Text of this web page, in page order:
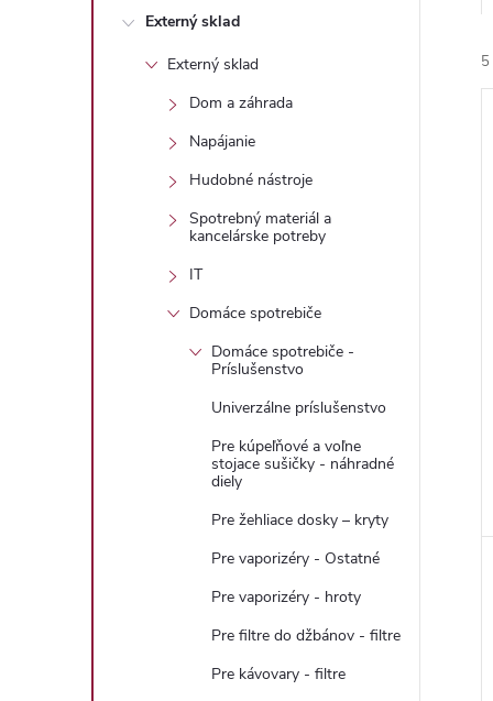
Externý sklad
Externý sklad
Dom a záhrada
Napájanie
Hudobné nástroje
Spotrebný materiál a
kancelárske potreby
IT
Domáce spotrebiče
Domáce spotrebiče -
Príslušenstvo
Univerzálne príslušenstvo
Pre kúpeľňové a voľne
stojace sušičky - náhradné
diely
Pre žehliace dosky – kryty
Pre vaporizéry - Ostatné
Pre vaporizéry - hroty
Pre filtre do džbánov - filtre
Pre kávovary - filtre
a5